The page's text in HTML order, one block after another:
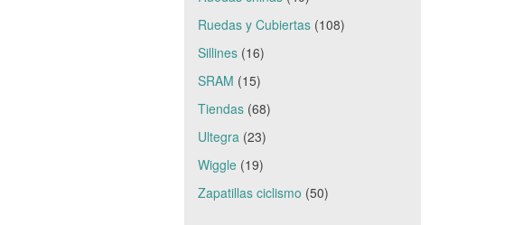
Ruedas y Cubiertas(108)
Sillines(16)
SRAM (15)
Tiendas(68)
Ultegra(23)
Wiggle(19)
Zapatillas ciclismo (50)